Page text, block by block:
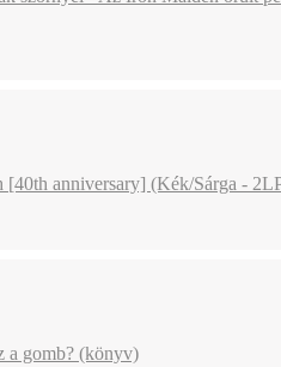
anniversary] (Kék/Sárga -
a gomb? (könyv)